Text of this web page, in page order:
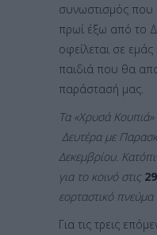
συνωστισμός που
πρωί έξω από το
οφείλεται σε
παιδιά που θα
παράστασή μας.
Τα «Χρυσά Κουπιά»
Δευτέρα με
Δεκεμβρίου.
για το κοινό στις
εορταστικό
Για τις τρεις